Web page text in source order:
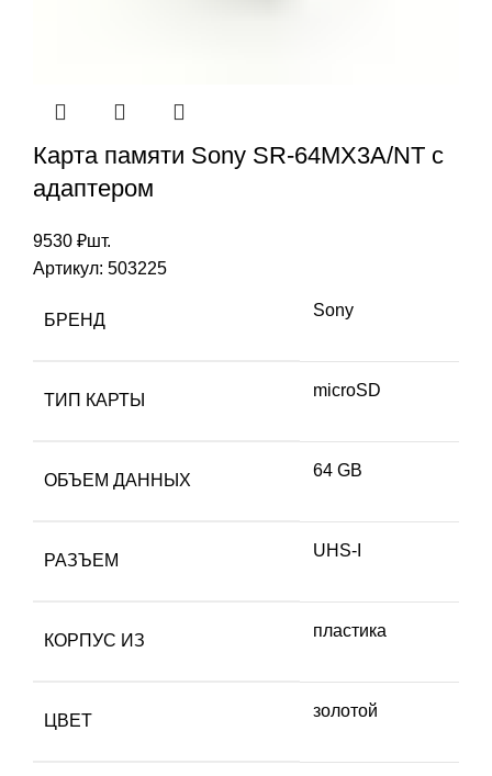
Карта памяти Sony SR-64MX3A/NT с
адаптером
9530 ₽шт.
Артикул: 503225
БРЕНД
Sony
ТИП КАРТЫ
microSD
ОБЪЕМ ДАННЫХ
64 GB
РАЗЪЕМ
UHS-I
КОРПУС ИЗ
пластика
ЦВЕТ
золотой